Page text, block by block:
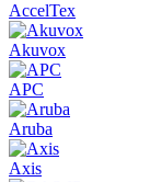
AccelTex
Akuvox
APC
Aruba
Axis